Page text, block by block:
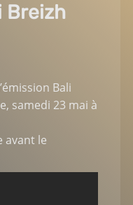
Breizh
Bali
samedi 23 mai à
avant le